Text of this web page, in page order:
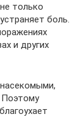
только
боль.
и других
Поэтому